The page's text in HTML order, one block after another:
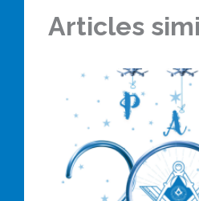
Articles